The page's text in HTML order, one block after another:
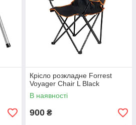
Крісло розкладне Forrest
Voyager Chair L Black
В наявності
900 ₴